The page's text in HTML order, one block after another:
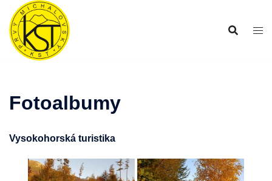
Preskočiť
obsah
Fotoalbumy
Vysokohorská turistika